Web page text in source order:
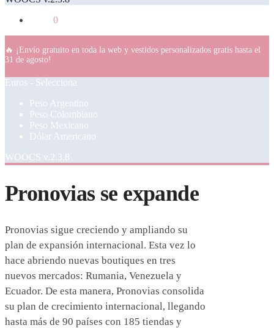
0
🔥 ¡Envío gratuito en toda la web y vestidos personalizados gratis hasta el
31 de agosto!
Euros - Selecciona
Peso Argentino
Peso Colombiano
Peso Mexicano
Dólar Americano
WOOCS v.2.3.8
Pronovias se expande
Pronovias sigue creciendo y ampliando su
plan de expansión internacional. Esta vez lo
hace abriendo nuevas boutiques en tres
nuevos mercados: Rumania, Venezuela y
Ecuador. De esta manera, Pronovias consolida
su plan de crecimiento internacional, llegando
hasta más de 90 países con 185 tiendas y